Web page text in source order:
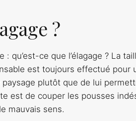
?
qu’est-ce que l’élagage ? La
est toujours effectué
plutôt que de lui
est de couper les pousses
mauvais sens.